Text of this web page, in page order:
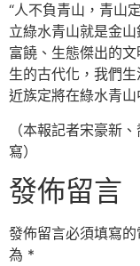
“人不負青山，青山
立綠水青山就是金
富饒、生態傑出的
生的古代化，我們
近族定將在綠水青山
（本報記者宋豪新
寫）
發佈留言
發佈留言必須填寫
為 *